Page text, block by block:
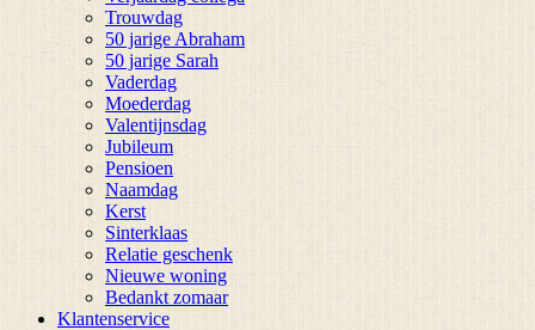
Trouwdag
50 jarige Abraham
50 jarige Sarah
Vaderdag
Moederdag
Valentijnsdag
Jubileum
Pensioen
Naamdag
Kerst
Sinterklaas
Relatie geschenk
Nieuwe woning
Bedankt zomaar
Klantenservice